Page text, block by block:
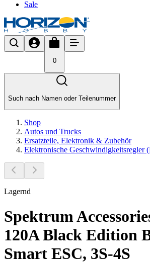
Sale
0
Such nach Namen oder Teilenummer
Shop
Autos und Trucks
Ersatzteile, Elektronik & Zubehör
Elektronische Geschwindigkeitsregler
Lagernd
Spektrum
120A Black Edition
Smart ESC, 3S-4S